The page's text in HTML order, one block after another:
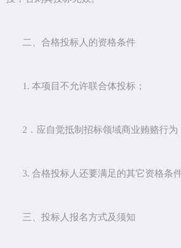
二、合格投标人的资格条件
1. 本项目不允许联合体投标；
2．应自觉抵制招标领域商业贿赂行为
3. 合格投标人还要满足的其它资格条
三、投标人报名方式及须知